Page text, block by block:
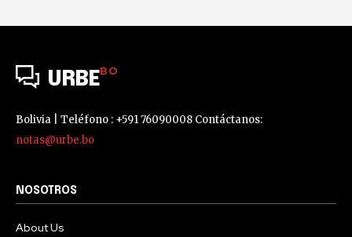
URBEBO
Bolivia | Teléfono : +591 76090008 Contáctanos:
notas@urbe.bo
NOSOTROS
About Us